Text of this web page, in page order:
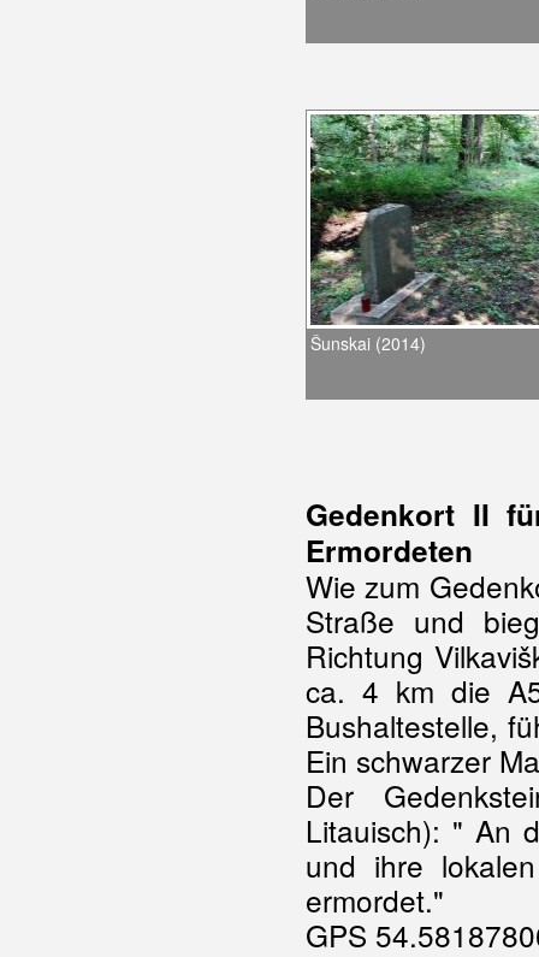
Šunskai (2014)
Gedenkort II
Ermordeten
Wie zum
Straße und
Richtung
ca. 4 km die
Bushaltestelle,
Ein schwarzer
Der
Litauisch): " An
und ihre
ermordet."
GPS